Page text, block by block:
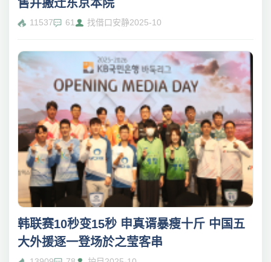
售并搬迁东京本院
11537 61 找借口安静2025-10
韩联赛10秒变15秒 申真谞暴瘦十斤 中国五
大外援逐一登场於之莹客串